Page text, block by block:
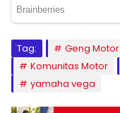
Tag: Geng Motor
Komunitas Motor
yamaha vega